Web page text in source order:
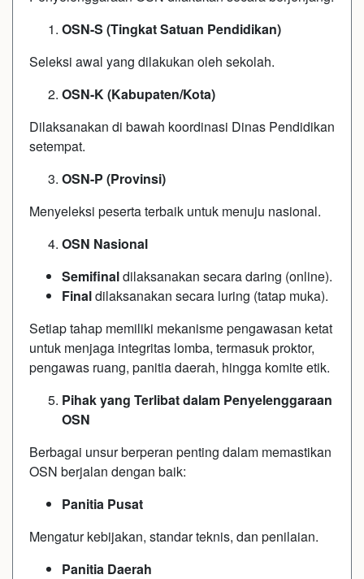
OSN-S (Tingkat Satuan Pendidikan)
Seleksi awal yang dilakukan oleh sekolah.
OSN-K (Kabupaten/Kota)
Dilaksanakan di bawah koordinasi Dinas Pendidikan
setempat.
OSN-P (Provinsi)
Menyeleksi peserta terbaik untuk menuju nasional.
OSN Nasional
Semifinaldilaksanakan secara daring (online).
Finaldilaksanakan secara luring (tatap muka).
Setiap tahap memiliki mekanisme pengawasan ketat
untuk menjaga integritas lomba, termasuk proktor,
pengawas ruang, panitia daerah, hingga komite etik.
Pihak yang Terlibat dalam Penyelenggaraan
OSN
Berbagai unsur berperan penting dalam memastikan
OSN berjalan dengan baik:
Panitia Pusat
Mengatur kebijakan, standar teknis, dan penilaian.
Panitia Daerah